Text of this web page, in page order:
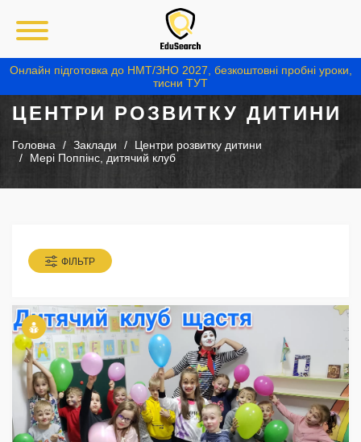
Онлайн підготовка до НМТ/ЗНО 2027, безкоштовні пробні уроки,
тисни ТУТ
ЦЕНТРИ РОЗВИТКУ ДИТИНИ
Головна Заклади
Центри розвитку дитини
Мері Поппінс, дитячий клуб
ФІЛЬТР